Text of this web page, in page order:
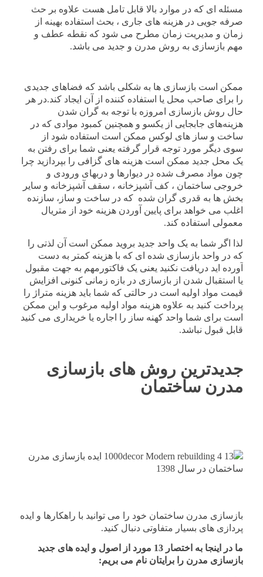
مسئله ای که در موارد بالا قابل تامل هست علاوه بر حث
صرفه جویی در هزینه های جاری ، بحث استفاده بهینه از
زمان و مدیریت زمان مطرح می شود که نقطه عطف و
مهم بازسازی به روش مدرن و جدید می باشد.
ممکن است بازسازی ها به شکلی باشد که فضاهای جدیدی
را برای صاحب محل یا استفاده کننده از آن ایجاد کند.در هر
حال روش بازسازی امروزه با توجه به گران شدن
هزینه‌های جابجایی از یکسو و همچنین کمبود موادی که در
ساخت و ساز های لوکس ممکن است استفاده شود از
سوی دیگر مورد توجه قرار گرفته یعنی شما برای رفتن به
یک محل جدید ممکن است هزینه های گزافی را بپردازید چرا
چون مواد مصرف شده در دیوارها و دربهای ورودی و
خروجی ساختمان ، کف آشپزخانه ، سقف آشپزخانه و سایر
بخش ها به قدری گران شده که در ساخت و ساز، سازنده
اغلب می خواهد برای پایین آوردن هزینه خود از متریال
معمولی استفاده کند.
لذا اگر شما به یک واحد جدید بروید ممکن است آن لذتی را
که در واحد بازسازی شده ای که با هزینه کمتر به دست
آورده اید دریافت نکنید یعنی یک فاکتورمهم به جهت مقبول
یا استقبال شدن از بازسازی در بازه زمانی کنونی افزایش
قیمت مواد اولیه است در حالتی که شما باید هزینه متراژ را
پرداخت کنید به علاوه هزینه مواد اولیه مرغوب و این ممکن
است برای شما واحد کهنه ساز را اجاره یا خریداری می کنید
قابل قبول نباشد.
جدیدترین روش های بازسازی
مدرن ساختمان
بازسازی مدرن ساختمان خود را می توانید با راهکارها و ایده
پردازی های بسیار متفاوتی دنبال کنید.
ما در اینجا به اختصار 13 مورد از اصول و ایده های جدید
بازسازی مدرن را برایتان نام می بریم: